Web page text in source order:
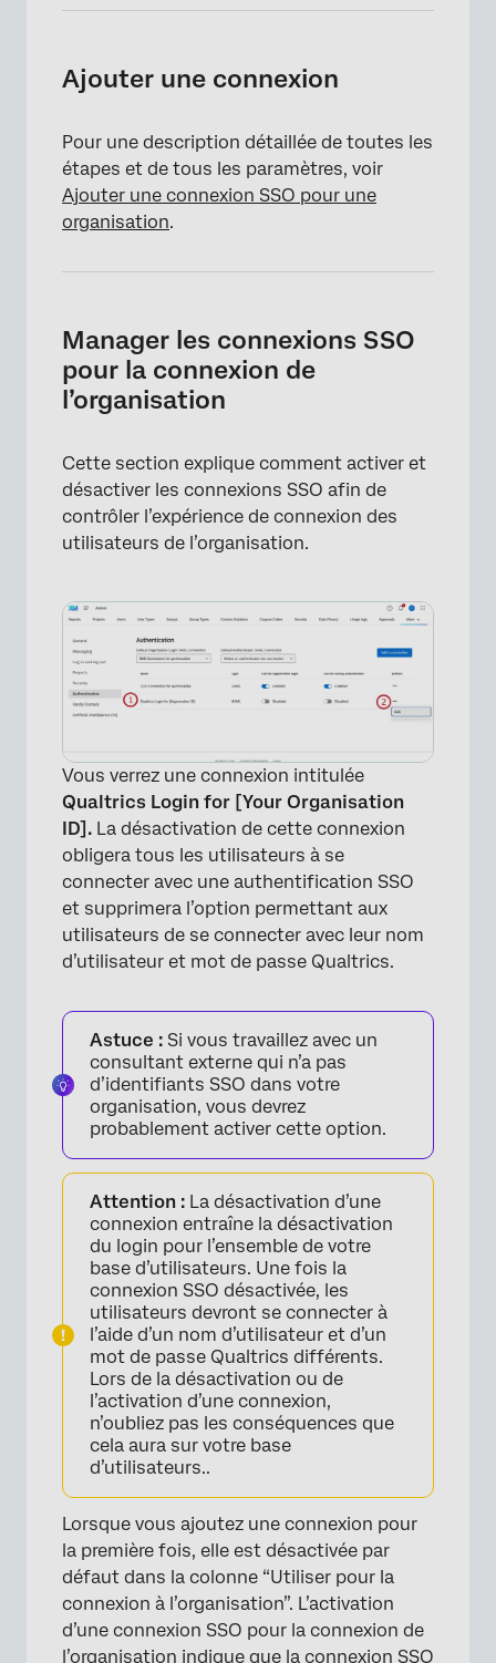
Ajouter une connexion
Pour une description détaillée de toutes les
étapes et de tous les paramètres, voir
Ajouter une connexion SSO pour une
organisation.
Manager les connexions SSO
pour la connexion de
l’organisation
Cette section explique comment activer et
désactiver les connexions SSO afin de
contrôler l’expérience de connexion des
utilisateurs de l’organisation.
Vous verrez une connexion intitulée
Qualtrics Login for [Your Organisation
ID]. La désactivation de cette connexion
obligera tous les utilisateurs à se
connecter avec une authentification SSO
et supprimera l’option permettant aux
utilisateurs de se connecter avec leur nom
d’utilisateur et mot de passe Qualtrics.
Astuce : Si vous travaillez avec un
consultant externe qui n’a pas
d’identifiants SSO dans votre
organisation, vous devrez
probablement activer cette option.
Attention : La désactivation d’une
connexion entraîne la désactivation
du login pour l’ensemble de votre
base d’utilisateurs. Une fois la
connexion SSO désactivée, les
utilisateurs devront se connecter à
l’aide d’un nom d’utilisateur et d’un
mot de passe Qualtrics différents.
Lors de la désactivation ou de
l’activation d’une connexion,
n’oubliez pas les conséquences que
cela aura sur votre base
d’utilisateurs..
Lorsque vous ajoutez une connexion pour
la première fois, elle est désactivée par
défaut dans la colonne “Utiliser pour la
connexion à l’organisation”. L’activation
d’une connexion SSO pour la connexion de
l’organisation indique que la connexion SSO